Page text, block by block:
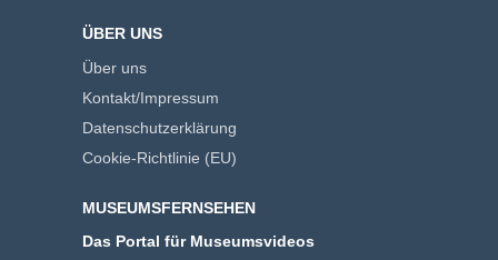
ÜBER UNS
Über uns
Kontakt/Impressum
Datenschutzerklärung
Cookie-Richtlinie (EU)
MUSEUMSFERNSEHEN
Das Portal für Museumsvideos